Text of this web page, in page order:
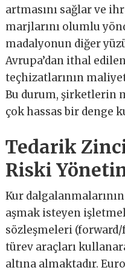
artmasını sağlar ve
marjlarını olumlu
madalyonun diğer
Avrupa’dan ithal
teçhizatlarının
Bu durum, şirketlerin
çok hassas bir denge
Tedarik
Riski
Kur
aşmak isteyen
sözleşmeleri
türev araçları
altına almaktadır.